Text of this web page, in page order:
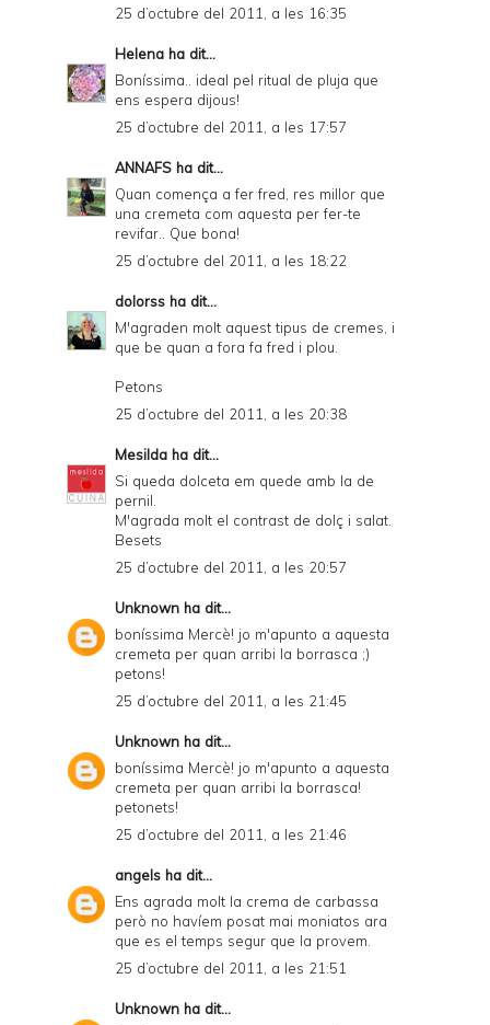
25 d’octubre del 2011, a les 16:35
Helena ha dit...
Boníssima.. ideal pel ritual de pluja que
ens espera dijous!
25 d’octubre del 2011, a les 17:57
ANNAFS ha dit...
Quan comença a fer fred, res millor que
una cremeta com aquesta per fer-te
revifar.. Que bona!
25 d’octubre del 2011, a les 18:22
dolorss ha dit...
M'agraden molt aquest tipus de cremes, i
que be quan a fora fa fred i plou.
Petons
25 d’octubre del 2011, a les 20:38
Mesilda ha dit...
Si queda dolceta em quede amb la de
pernil.
M'agrada molt el contrast de dolç i salat.
Besets
25 d’octubre del 2011, a les 20:57
Unknown ha dit...
boníssima Mercè! jo m'apunto a aquesta
cremeta per quan arribi la borrasca ;)
petons!
25 d’octubre del 2011, a les 21:45
Unknown ha dit...
boníssima Mercè! jo m'apunto a aquesta
cremeta per quan arribi la borrasca!
petonets!
25 d’octubre del 2011, a les 21:46
angels ha dit...
Ens agrada molt la crema de carbassa
però no havíem posat mai moniatos ara
que es el temps segur que la provem.
25 d’octubre del 2011, a les 21:51
Unknown ha dit...